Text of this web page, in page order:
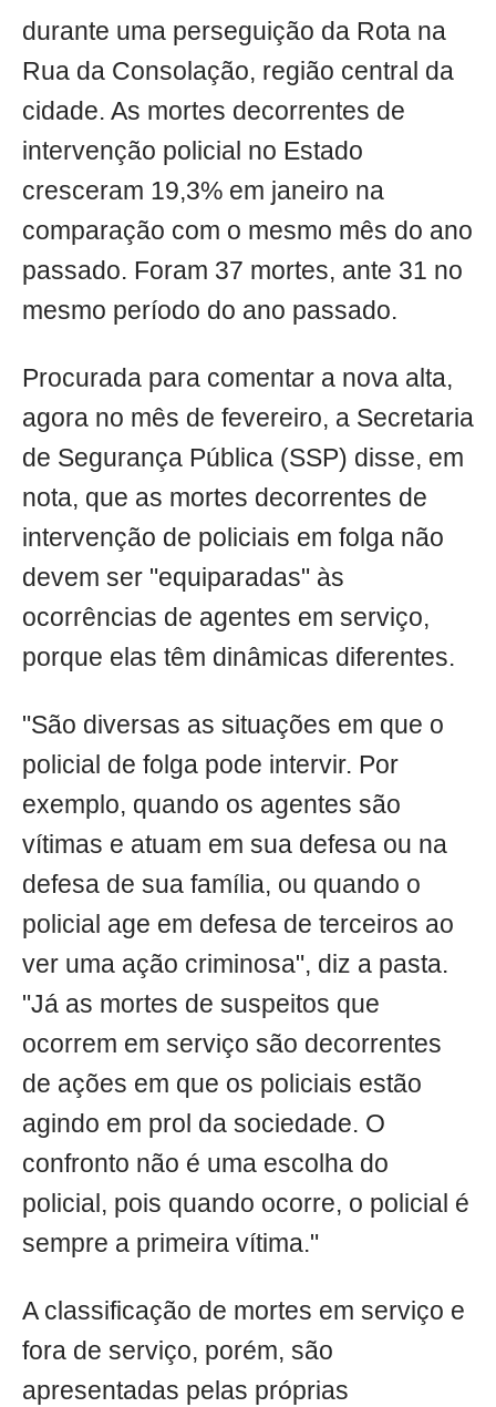
durante uma perseguição da Rota na
Rua da Consolação, região central da
cidade. As mortes decorrentes de
intervenção policial no Estado
cresceram 19,3% em janeiro na
comparação com o mesmo mês do ano
passado. Foram 37 mortes, ante 31 no
mesmo período do ano passado.
Procurada para comentar a nova alta,
agora no mês de fevereiro, a Secretaria
de Segurança Pública (SSP) disse, em
nota, que as mortes decorrentes de
intervenção de policiais em folga não
devem ser "equiparadas" às
ocorrências de agentes em serviço,
porque elas têm dinâmicas diferentes.
"São diversas as situações em que o
policial de folga pode intervir. Por
exemplo, quando os agentes são
vítimas e atuam em sua defesa ou na
defesa de sua família, ou quando o
policial age em defesa de terceiros ao
ver uma ação criminosa", diz a pasta.
"Já as mortes de suspeitos que
ocorrem em serviço são decorrentes
de ações em que os policiais estão
agindo em prol da sociedade. O
confronto não é uma escolha do
policial, pois quando ocorre, o policial é
sempre a primeira vítima."
A classificação de mortes em serviço e
fora de serviço, porém, são
apresentadas pelas próprias